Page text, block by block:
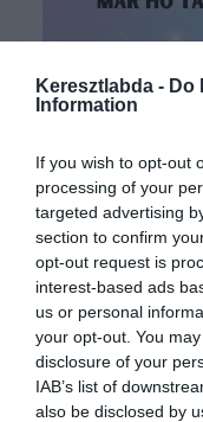
Keresztlabda - Do
Information
If you wish to opt-out
processing of your
targeted advertising
section to confirm
opt-out request is
interest-based ads
us or personal
your opt-out. You
disclosure of your
IAB’s list of
also be disclosed by